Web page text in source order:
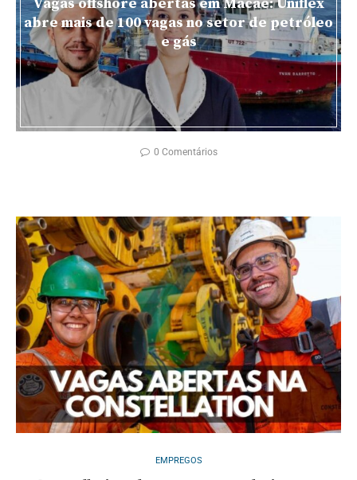
abre mais de 100 vagas no setor de petróleo
e gás
0 Comentários
EMPREGOS